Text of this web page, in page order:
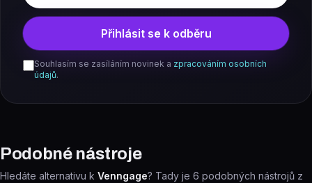
Přihlásit se k odběru
Souhlasím se zasíláním novinek a zpracováním osobních
údajů.
Podobné nástroje
Hledáte alternativu k Venngage? Tady je 6 podobných nástrojů z